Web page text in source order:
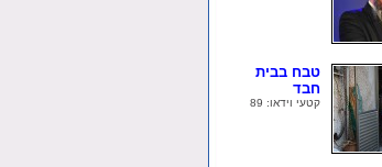
טבח בבית
חבד
קטעי וידאו: 89